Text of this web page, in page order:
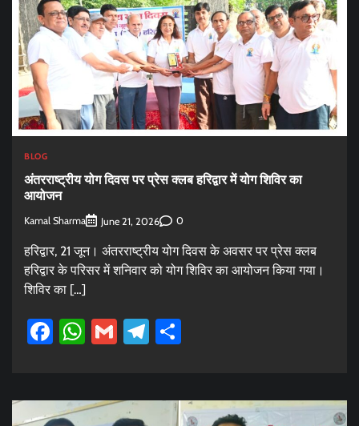
BLOG
अंतरराष्ट्रीय योग दिवस पर प्रेस क्लब हरिद्वार में योग शिविर का
आयोजन
Kamal Sharma June 21, 2026 0
हरिद्वार, 21 जून। अंतरराष्ट्रीय योग दिवस के अवसर पर प्रेस क्लब
हरिद्वार के परिसर में शनिवार को योग शिविर का आयोजन किया गया।
शिविर का […]
Facebook
WhatsApp
GmailTelegram